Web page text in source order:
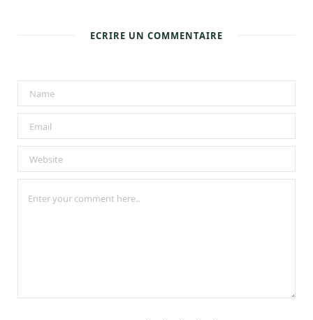
ECRIRE UN COMMENTAIRE